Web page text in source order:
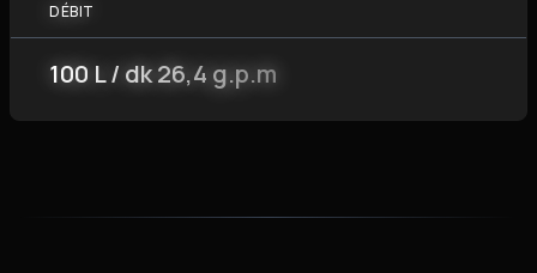
DÉBIT
100 L / dk 26,4 g.p.m